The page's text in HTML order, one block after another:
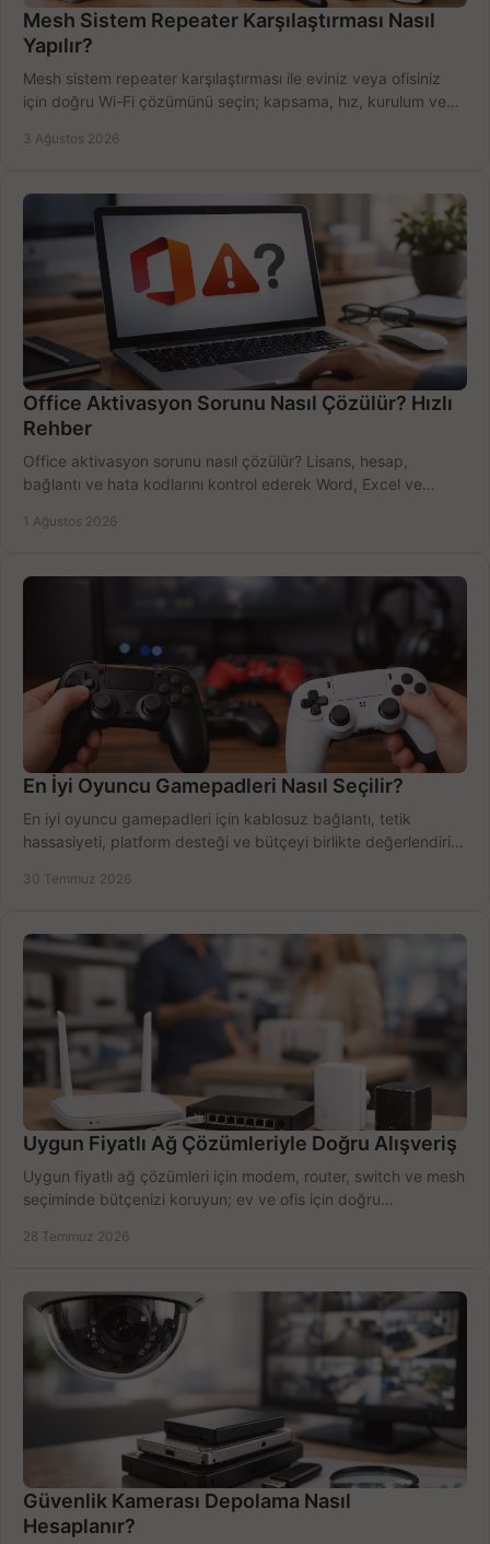
Mesh Sistem Repeater Karşılaştırması Nasıl
Yapılır?
Mesh sistem repeater karşılaştırması ile eviniz veya ofisiniz
için doğru Wi-Fi çözümünü seçin; kapsama, hız, kurulum ve
3 Ağustos 2026
Office Aktivasyon Sorunu Nasıl Çözülür? Hızlı
Rehber
Office aktivasyon sorunu nasıl çözülür? Lisans, hesap,
bağlantı ve hata kodlarını kontrol ederek Word, Excel ve
1 Ağustos 2026
En İyi Oyuncu Gamepadleri Nasıl Seçilir?
En iyi oyuncu gamepadleri için kablosuz bağlantı, tetik
hassasiyeti, platform desteği ve bütçeyi birlikte değerlendirin;
30 Temmuz 2026
Uygun Fiyatlı Ağ Çözümleriyle Doğru Alışveriş
Uygun fiyatlı ağ çözümleri için modem, router, switch ve mesh
seçiminde bütçenizi koruyun; ev ve ofis için doğru
28 Temmuz 2026
Güvenlik Kamerası Depolama Nasıl
Hesaplanır?